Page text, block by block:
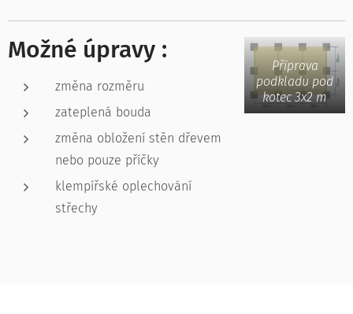
Příprava
podkladu pod
kotec 3x2 m
Možné úpravy :
změna rozměru
zateplená bouda
změna obložení stěn dřevem
nebo pouze příčky
klempířské oplechování
střechy